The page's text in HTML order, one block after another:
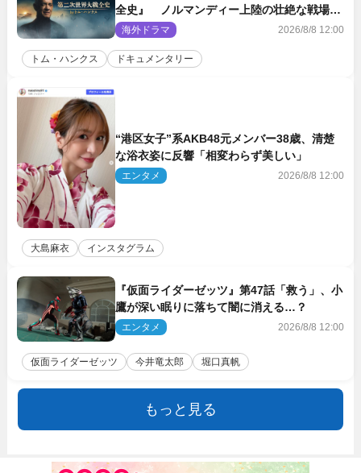
全史』 ノルマンディー上陸の壮絶な戦場を
収めた特別映像解禁
海外ドラマ 2026/8/8 12:00
トム・ハンクス ドキュメンタリー
“港区女子”系AKB48元メンバー38歳、清楚
な浴衣姿に反響「相変わらず美しい」
エンタメ 2026/8/8 12:00
大島麻衣 インスタグラム
『仮面ライダーゼッツ』第47話「救う」、小
鷹が深い眠りに落ちて闇に消える…？
エンタメ 2026/8/8 12:00
仮面ライダーゼッツ 今井竜太郎 堀口真帆
もっと見る